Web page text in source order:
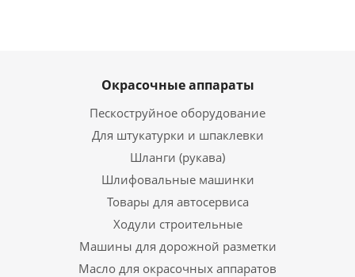
Окрасочные аппараты
Пескоструйное оборудование
Для штукатурки и шпаклевки
Шланги (рукава)
Шлифовальные машинки
Товары для автосервиса
Ходули строительные
Машины для дорожной разметки
Масло для окрасочных аппаратов